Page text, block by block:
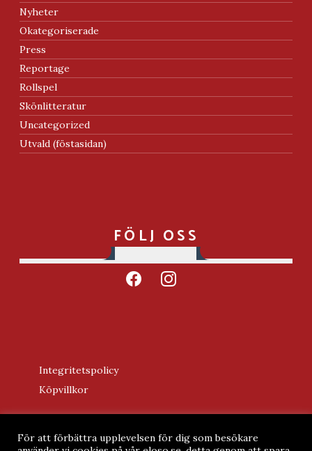
Nyheter
Okategoriserade
Press
Reportage
Rollspel
Skönlitteratur
Uncategorized
Utvald (föstasidan)
FÖLJ OSS
facebookinstagram
Integritetspolicy
Köpvillkor
För att förbättra upplevelsen för dig som besökare